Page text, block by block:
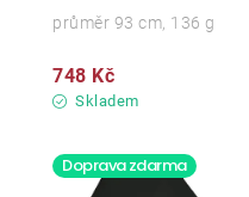
deštník
Skladem
748 Kč
průměr 93 cm, 136 g
Doprava zdarma